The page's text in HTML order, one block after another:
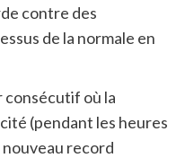
contre des
de la normale en
consécutif où la
(pendant les heures
record